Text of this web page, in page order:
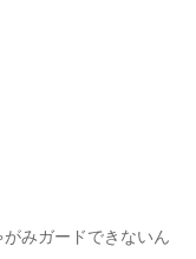
みガードできないん